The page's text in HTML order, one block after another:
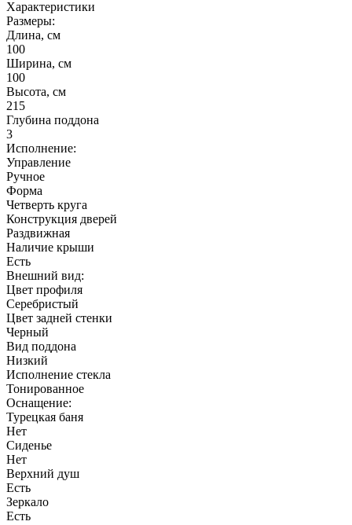
Внешний вид:
Цвет профиля
Серебристый
Цвет задней стенки
Черный
Вид поддона
Низкий
Исполнение стекла
Тонированное
Оснащение:
Турецкая баня
Нет
Сиденье
Нет
Верхний душ
Есть
Зеркало
Есть
Полки
Есть
Радио
Нет
Вытяжка
Нет
Гидромассаж
Нет
Освещение
Нет
Материал:
Материал душевой кабины
Акрил, стекло
Коллекция
711
Гарантия
1 год
Вам также может понравиться
Описание